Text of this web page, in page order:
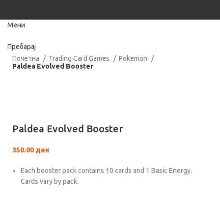
Мени
Пребарај
Почетна
Trading Card Games
Pokemon
Paldea Evolved Booster
Paldea Evolved Booster
350.00 ден
Each booster pack contains 10 cards and 1 Basic Energy.
Cards vary by pack.